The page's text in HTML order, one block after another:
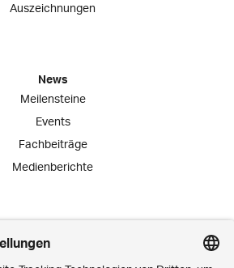
Auszeichnungen
News
Meilensteine
Events
Fachbeiträge
Medienberichte
Engagement